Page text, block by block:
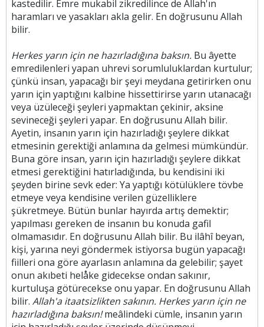
kastedilir. Emre mukabil zikredilince de Allah'ın
haramları ve yasakları akla gelir. En doğrusunu Allah
bilir.
Herkes yarın için ne hazırladığına baksın. Bu âyette
emredilenleri yapan uhrevi sorumluluklardan kurtulur;
çünkü insan, yapacağı bir şeyi meydana getirirken onu
yarın için yaptığını kalbine hissettirirse yarın utanacağı
veya üzüleceği şeyleri yapmaktan çekinir, aksine
sevineceği şeyleri yapar. En doğrusunu Allah bilir.
Ayetin, insanın yarın için hazırladığı şeylere dikkat
etmesinin gerektiği anlamına da gelmesi mümkündür.
Buna göre insan, yarın için hazırladığı şeylere dikkat
etmesi gerektiğini hatırladığında, bu kendisini iki
şeyden birine sevk eder: Ya yaptığı kötülüklere tövbe
etmeye veya kendisine verilen güzelliklere
şükretmeye. Bütün bunlar hayırda artış demektir;
yapılması gereken de insanın bu konuda gafil
olmamasıdır. En doğrusunu Allah bilir. Bu ilâhî beyan,
kişi, yarına neyi göndermek istiyorsa bugün yapacağı
fiilleri ona göre ayarlasın anlamına da gelebilir; şayet
onun akıbeti helåke gidecekse ondan sakınır,
kurtuluşa götürecekse onu yapar. En doğrusunu Allah
bilir. Allah'a itaatsizlikten sakının. Herkes yarın için ne
hazırladığına baksın!meâlindeki cümle, insanın yarın